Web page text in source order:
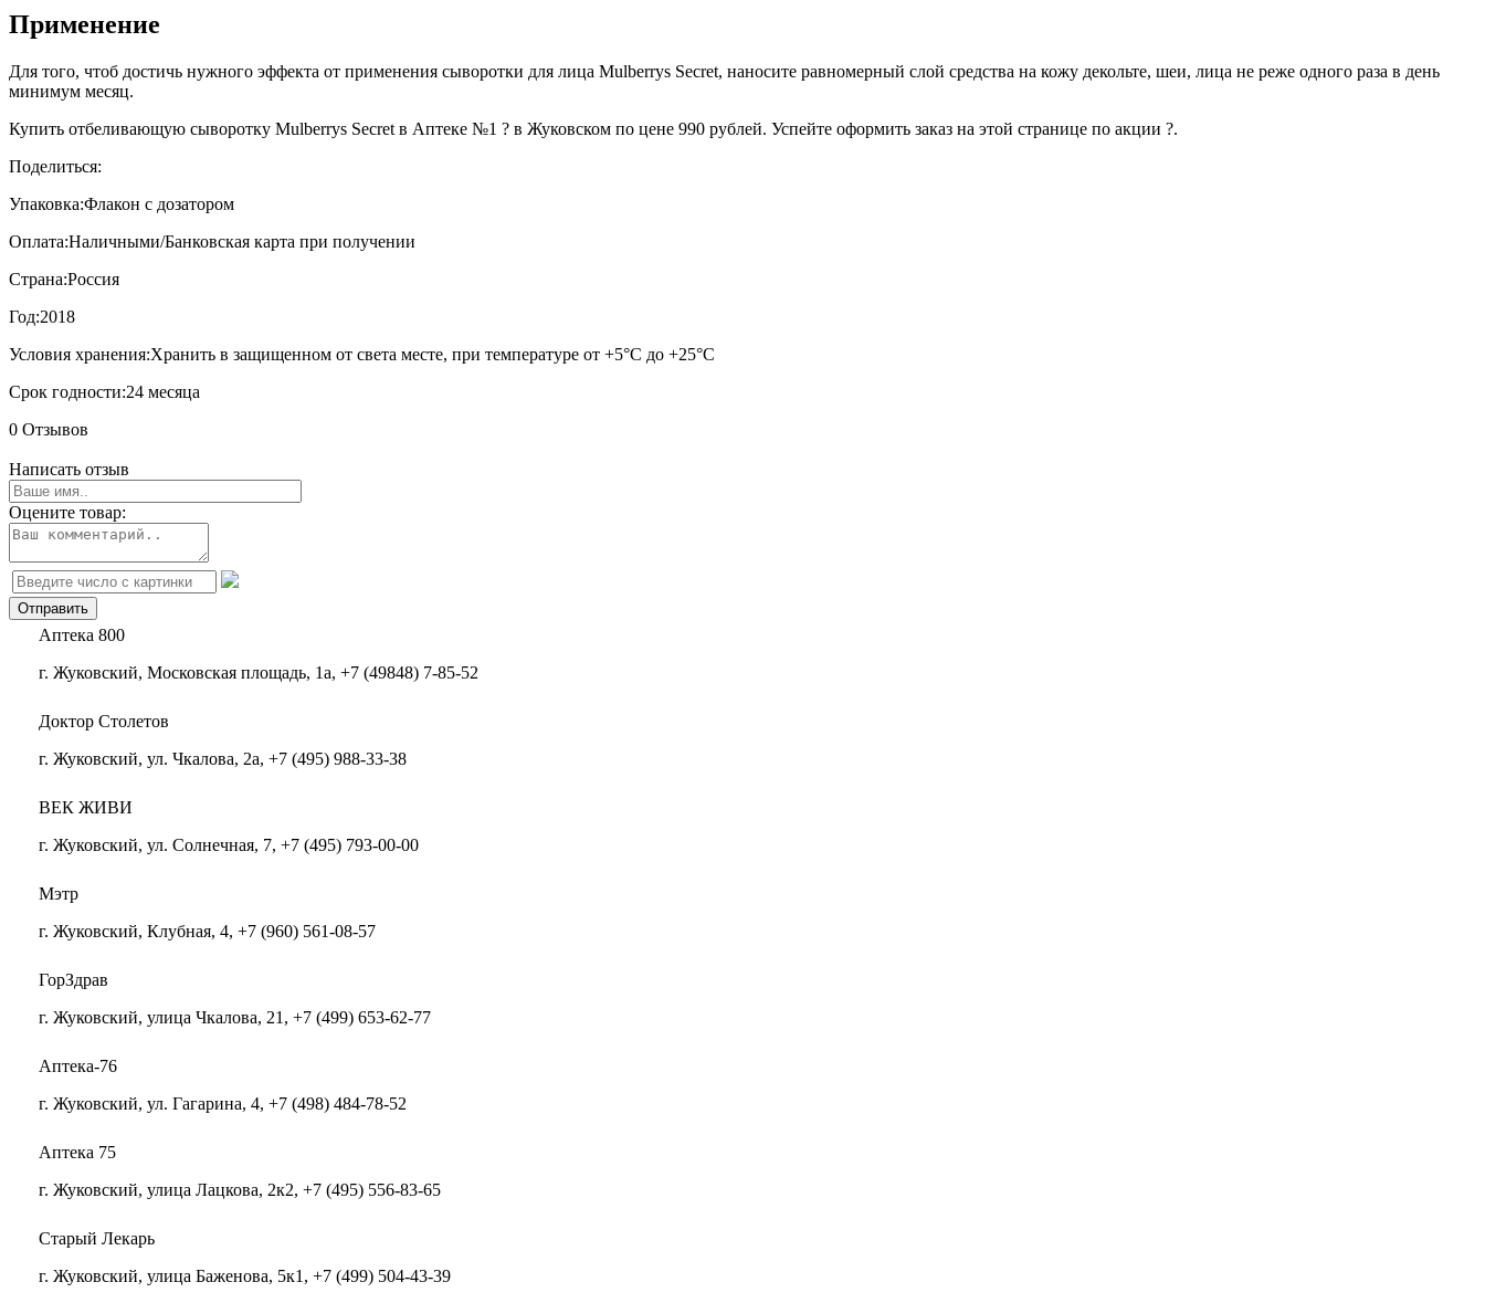
Применение
Для того, чтоб достичь нужного эффекта от применения сыворотки для лица Mulberrys Secret, наносите равномерный слой средства на кожу декольте, шеи, лица не реже одного раза в день
минимум месяц.
Купить отбеливающую сыворотку Mulberrys Secret в Аптеке №1 ? в Жуковском по цене 990 рублей. Успейте оформить заказ на этой странице по акции ?.
Поделиться:
Упаковка:Флакон с дозатором
Оплата:Наличными/Банковская карта при получении
Страна:Россия
Год:2018
Условия хранения:Хранить в защищенном от света месте, при температуре от +5°С до +25°С
Срок годности:24 месяца
0 Отзывов
Написать отзыв
Оцените товар:
Аптека 800
г. Жуковский, Московская площадь, 1а, +7 (49848) 7-85-52
Доктор Столетов
г. Жуковский, ул. Чкалова, 2а, +7 (495) 988-33-38
ВЕК ЖИВИ
г. Жуковский, ул. Солнечная, 7, +7 (495) 793-00-00
Мэтр
г. Жуковский, Клубная, 4, +7 (960) 561-08-57
ГорЗдрав
г. Жуковский, улица Чкалова, 21, +7 (499) 653-62-77
Аптека-76
г. Жуковский, ул. Гагарина, 4, +7 (498) 484-78-52
Аптека 75
г. Жуковский, улица Лацкова, 2к2, +7 (495) 556-83-65
Старый Лекарь
г. Жуковский, улица Баженова, 5к1, +7 (499) 504-43-39